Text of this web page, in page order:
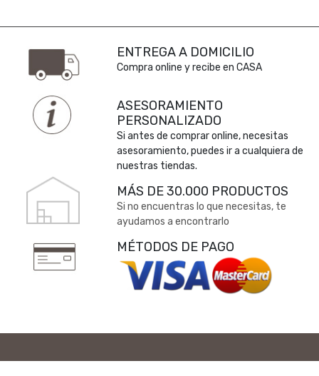
ENTREGA A DOMICILIO
Compra online y recibe en CASA
ASESORAMIENTO
PERSONALIZADO
Si antes de comprar online, necesitas
asesoramiento, puedes ir a cualquiera de
nuestras tiendas.
MÁS DE 30.000 PRODUCTOS
Si no encuentras lo que necesitas, te
ayudamos a encontrarlo
MÉTODOS DE PAGO